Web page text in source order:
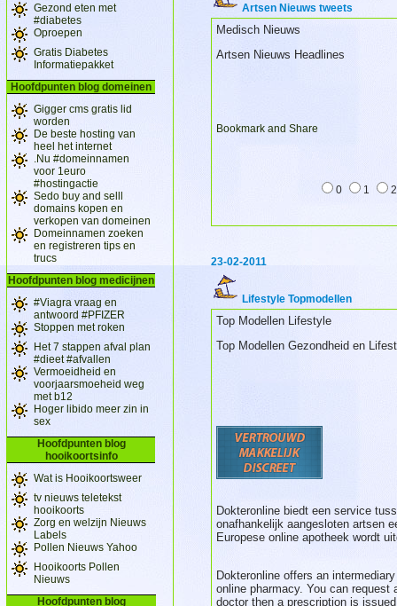
Gezond eten met
#diabetes
Oproepen
Gratis Diabetes
Informatiepakket
Hoofdpunten blog domeinen
Gigger cms gratis lid
worden
De beste hosting van
heel het internet
.Nu #domeinnamen
voor 1euro
#hostingactie
Sedo buy and selll
domains kopen en
verkopen van domeinen
Domeinnamen zoeken
en registreren tips en
trucs
Hoofdpunten blog medicijnen
#Viagra vraag en
antwoord #PFIZER
Stoppen met roken
Het 7 stappen afval plan
#dieet #afvallen
Vermoeidheid en
voorjaarsmoeheid weg
met b12
Hoger libido meer zin in
sex
Hoofdpunten blog
hooikoortsinfo
Wat is Hooikoortsweer
tv nieuws teletekst
hooikoorts
Zorg en welzijn Nieuws
Labels
Pollen Nieuws Yahoo
Hooikoorts Pollen
Nieuws
Hoofdpunten blog
Artsen Nieuws tweets
Medisch Nieuws
Artsen Nieuws Headlines
0 1
23-02-2011
Lifestyle Topmodellen
Top Modellen Lifestyle
Top Modellen Gezondheid en
Dokteronline biedt een service
onafhankelijk aangesloten artsen
Europese online apotheek wordt
Dokteronline offers an
online pharmacy. You can
doctor then a prescription is